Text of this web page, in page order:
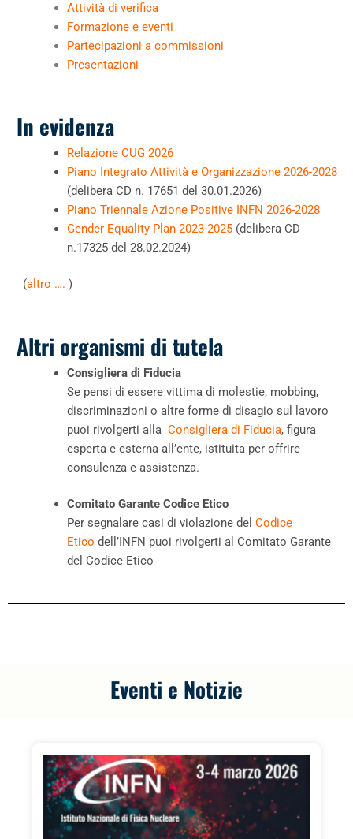
Attività di verifica
Formazione e eventi
Partecipazioni a commissioni
Presentazioni
In evidenza
Relazione CUG 2026
Piano Integrato Attività e Organizzazione 2026-2028
(delibera CD n. 17651 del 30.01.2026)
Piano Triennale Azione Positive INFN 2026-2028
Gender Equality Plan 2023-2025 (delibera CD
n.17325 del 28.02.2024)
(altro …. )
Altri organismi di tutela
Consigliera di Fiducia
Se pensi di essere vittima di molestie, mobbing,
discriminazioni o altre forme di disagio sul lavoro
puoi rivolgerti alla Consigliera di Fiducia, figura
esperta e esterna all’ente, istituita per offrire
consulenza e assistenza.
Comitato Garante Codice Etico
Per segnalare casi di violazione del Codice
Etico dell’INFN puoi rivolgerti al Comitato Garante
del Codice Etico
Eventi e Notizie